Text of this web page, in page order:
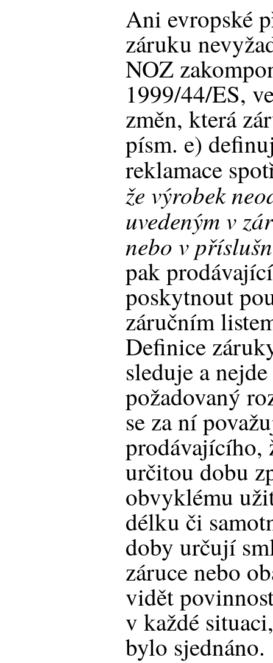
Ani evropské
záruku
NOZ
1999/44/ES,
změn, která
písm. e)
reklamace
že výrobek
uvedeným v
nebo v
pak
poskytnout
záručním
Definice
sleduje a
požadovaný
se za ní
prodávajícího,
určitou dobu
obvyklému
délku či
doby určují
záruce nebo
vidět
v každé
bylo sjednáno.